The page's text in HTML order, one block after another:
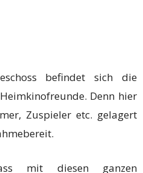
befindet sich die
Denn hier
Zuspieler etc. gelagert
mit diesen ganzen